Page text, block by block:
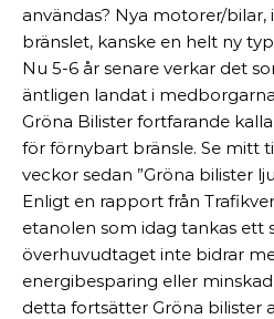
användas? Nya motorer/
bränslet, kanske en helt ny
Nu 5-6 år senare verkar det
äntligen landat i
Gröna Bilister fortfarande
för förnybart bränsle. Se mitt
veckor sedan ”Gröna bilister
Enligt en rapport från
etanolen som idag tankas ett
överhuvudtaget inte bidrar
energibesparing eller
detta fortsätter Gröna bilister